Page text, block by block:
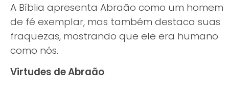
A Bíblia apresenta Abraão como um homem
de fé exemplar, mas também destaca suas
fraquezas, mostrando que ele era humano
como nós.
Virtudes de Abraão